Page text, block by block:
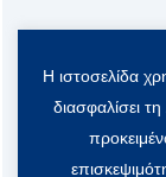
F
a
T
w
i
t
Viber
Η ιστοσελίδα
διασφαλίσει τη